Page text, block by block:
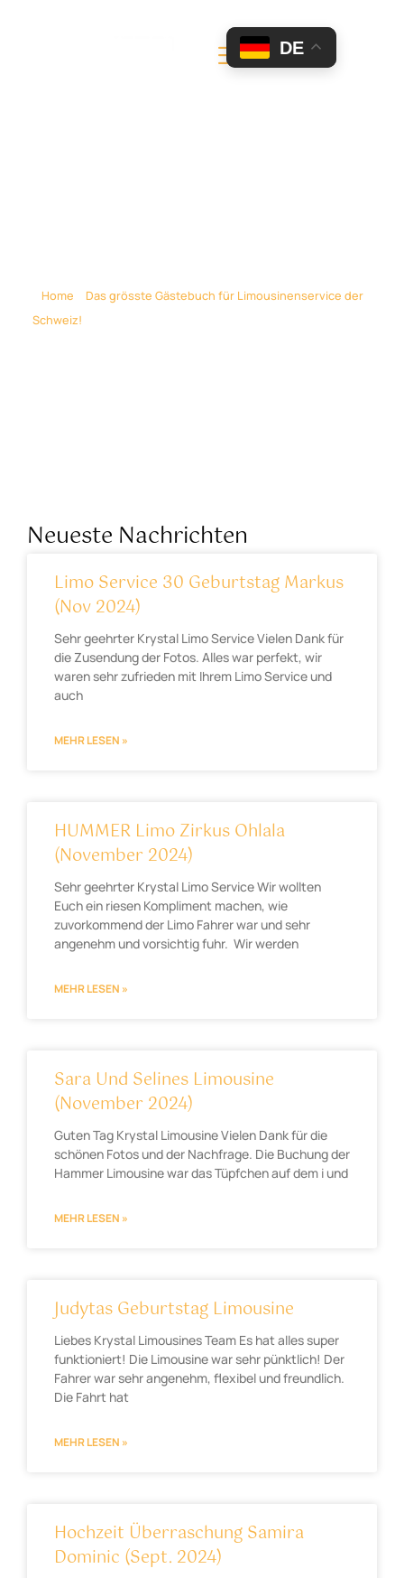
Home
Das grösste Gästebuch für Limousinenservice der
Schweiz!
Neueste Nachrichten
Limo Service 30 Geburtstag Markus
(Nov 2024)
Sehr geehrter Krystal Limo Service Vielen Dank für
die Zusendung der Fotos. Alles war perfekt, wir
waren sehr zufrieden mit Ihrem Limo Service und
auch
MEHR LESEN »
HUMMER Limo Zirkus Ohlala
(November 2024)
Sehr geehrter Krystal Limo Service Wir wollten
Euch ein riesen Kompliment machen, wie
zuvorkommend der Limo Fahrer war und sehr
angenehm und vorsichtig fuhr. Wir werden
MEHR LESEN »
Sara Und Selines Limousine
(November 2024)
Guten Tag Krystal Limousine Vielen Dank für die
schönen Fotos und der Nachfrage. Die Buchung der
Hammer Limousine war das Tüpfchen auf dem i und
MEHR LESEN »
Judytas Geburtstag Limousine
Liebes Krystal Limousines Team Es hat alles super
funktioniert! Die Limousine war sehr pünktlich! Der
Fahrer war sehr angenehm, flexibel und freundlich.
Die Fahrt hat
MEHR LESEN »
Hochzeit Überraschung Samira
Dominic (Sept. 2024)
DE